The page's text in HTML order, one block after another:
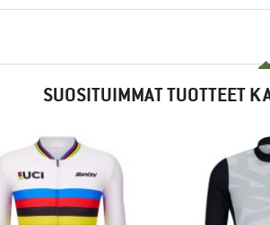
SUOSITUIMMAT TUOTTEET